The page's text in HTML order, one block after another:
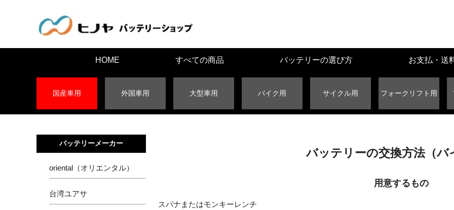
HOME すべての商品 バッテリーの選び方 お支払・送
国産車用 外国車用 大型車用 バイク用 サイクル用 フォークリフト用
バッテリーの交換方法（バ
用意するもの
スパナまたはモンキーレンチ
バッテリーメーカー
oriental（オリエンタル）
台湾ユアサ